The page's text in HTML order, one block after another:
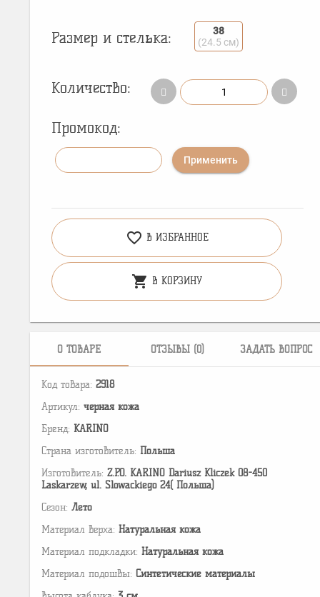
Размер и стелька:
38
(24.5 см)
Количество:
Промокод:
Применить
favorite_border В ИЗБРАННОЕ
shopping_cart В КОРЗИНУ
О ТОВАРЕ ОТЗЫВЫ (0) ЗАДАТЬ ВОПРОС
Код товара: 2918
Артикул: черная кожа
Бренд: KARINO
Страна изготовитель: Польша
Изготовитель: Z.P.O. KARINO Dariusz Kliczek 08-450
Laskarzew, ul. Slowackiego 24( Польша)
Сезон: Лето
Материал верха: Натуральная кожа
Материал подкладки: Натуральная кожа
Материал подошвы: Cинтетические материалы